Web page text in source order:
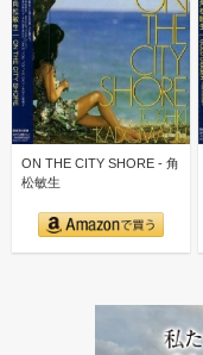
ON THE CITY SHORE - 角
松敏生